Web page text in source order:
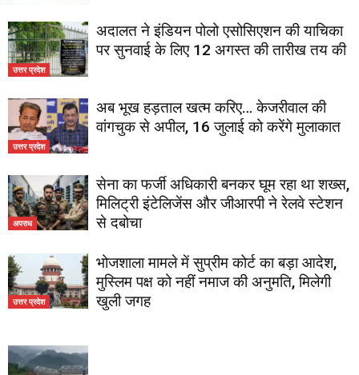
उत्तर प्रदेश
अदालत ने इंडियन पोलो एसोसिएशन की याचिका
पर सुनवाई के लिए 12 अगस्त की तारीख तय की
उत्तर प्रदेश
अब भूख हड़ताल खत्म करिए… केजरीवाल की
वांगचुक से अपील, 16 जुलाई को करेंगे मुलाकात
अपराध
सेना का फर्जी अधिकारी बनकर घूम रहा था शख्स,
मिलिट्री इंटेलिजेंस और जीआरपी ने रेलवे स्टेशन
से दबोचा
उत्तर प्रदेश
भोजशाला मामले में सुप्रीम कोर्ट का बड़ा आदेश,
मुस्लिम पक्ष को नहीं नमाज की अनुमति, मिलेगी
खुली जगह